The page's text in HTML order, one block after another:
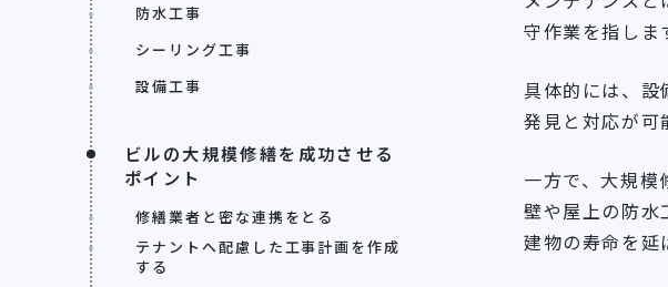
防水工事
シーリング工事
設備工事
ビルの大規模修繕を成功させる
ポイント
修繕業者と密な連携をとる
テナントへ配慮した工事計画を作成
する
守作業を指しま
具体的には、設
発見と対応が可
一方で、大規
壁や屋上の防水
建物の寿命を延